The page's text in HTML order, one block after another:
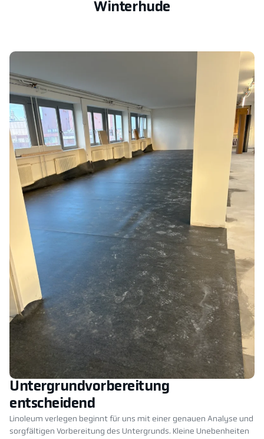
Winterhude
Untergrundvorbereitung
entscheidend
Linoleum verlegen beginnt für uns mit einer genauen Analyse und
sorgfältigen Vorbereitung des Untergrunds. Kleine Unebenheiten